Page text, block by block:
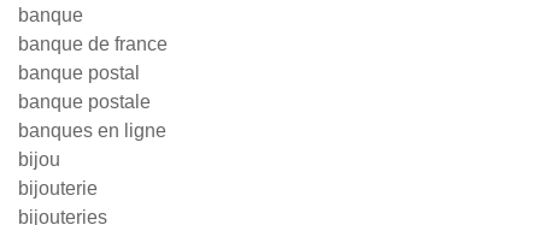
banque
banque de france
banque postal
banque postale
banques en ligne
bijou
bijouterie
bijouteries